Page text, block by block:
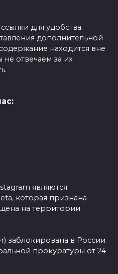
для удобства
дополнительной
находится вне
отвечаем за их
являются
которая признана
на территории
заблокирована в России
прокуратуры от 24